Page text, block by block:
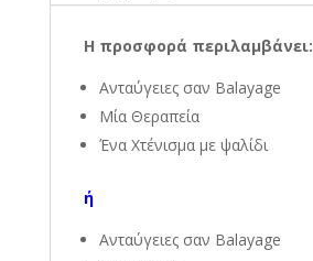
Η προσφορά περιλαμβάνει:
Ανταύγειες σαν Balayage
Μία Θεραπεία
Ένα Χτένισμα με ψαλίδι
ή
Ανταύγειες σαν Balayage